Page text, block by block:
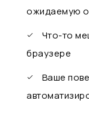
ожидаемую
Что-то
браузере
Ваше